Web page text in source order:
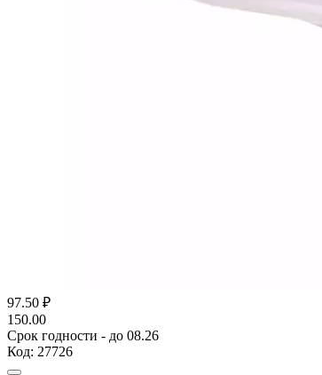
97.50 ₽
150.00
Срок годности - до 08.26
Код: 27726